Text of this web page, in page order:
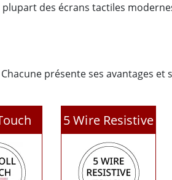
des écrans tactiles
présente ses avantages et
5 Wire Resistive
Touch